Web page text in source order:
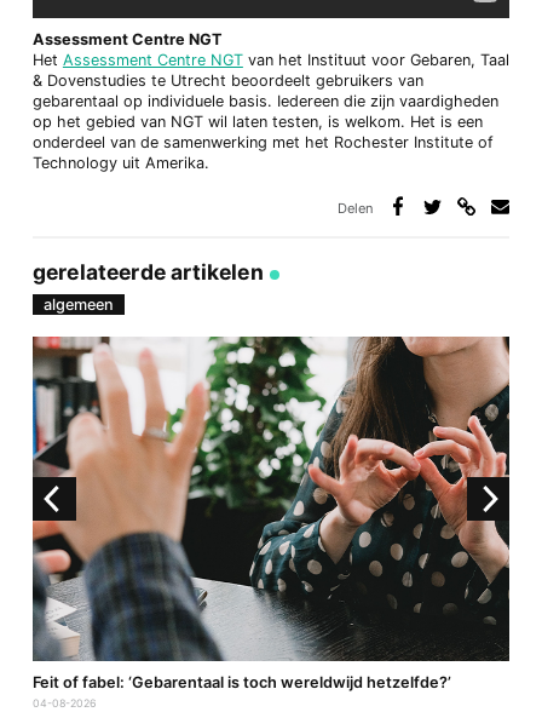
Assessment Centre NGT
Het Assessment Centre NGTvan het Instituut voor Gebaren, Taal
& Dovenstudies te Utrecht beoordeelt gebruikers van
gebarentaal op individuele basis. Iedereen die zijn vaardigheden
op het gebied van NGT wil laten testen, is welkom. Het is een
onderdeel van de samenwerking met het Rochester Institute of
Technology uit Amerika.
Delen
gerelateerde artikelen
algemeen
Feit of fabel: ‘Gebarentaal is toch wereldwijd hetzelfde?’
04-08-2026